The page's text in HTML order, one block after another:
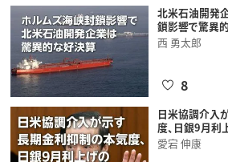
北米石油開発
鎖影響で驚異
西 勇太郎
8
日米協調介入
度、日銀9月利
愛宕 伸康